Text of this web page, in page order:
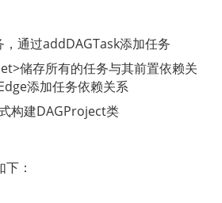
通过addDAGTask添加任务
储存所有的任务与其前置依赖关
添加任务依赖关系
构建DAGProject类
：